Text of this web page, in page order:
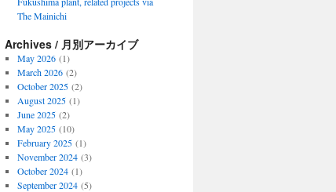
The Mainichi
Archives / 月別アーカイブ
May 2026(1)
March 2026(2)
October 2025(2)
August 2025(1)
June 2025(2)
May 2025(10)
February 2025(1)
November 2024(3)
October 2024(1)
September 2024(5)